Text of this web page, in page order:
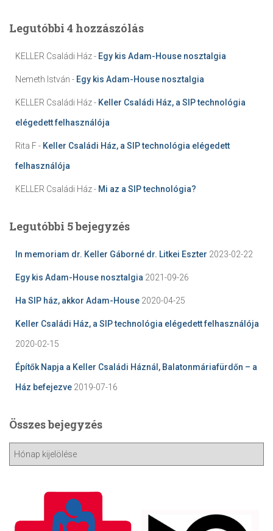
Legutóbbi 4 hozzászólás
KELLER Családi Ház- Egy kis Adam-House nosztalgia
Nemeth István - Egy kis Adam-House nosztalgia
KELLER Családi Ház- Keller Családi Ház, a SIP technológia
elégedett felhasználója
Rita F- Keller Családi Ház, a SIP technológia elégedett
felhasználója
KELLER Családi Ház- Mi az a SIP technológia?
Legutóbbi 5 bejegyzés
In memoriam dr. Keller Gáborné dr. Litkei Eszter 2023-02-22
Egy kis Adam-House nosztalgia 2021-09-26
Ha SIP ház, akkor Adam-House 2020-04-25
Keller Családi Ház, a SIP technológia elégedett felhasználója
2020-02-15
Építők Napja a Keller Családi Háznál, Balatonmáriafürdőn – a
Ház befejezve 2019-07-16
Összes bejegyzés